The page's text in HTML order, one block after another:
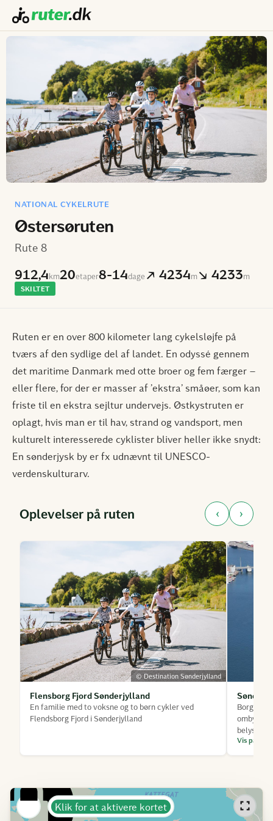
NATIONAL CYKELRUTE
Østersøruten
Rute 8
912,4km20etaper8-14dage ↗ 4234m ↘ 4233m
SKILTET
Ruten er en over 800 kilometer lang cykelsløjfe på
tværs af den sydlige del af landet. En odyssé gennem
det maritime Danmark med otte broer og fem færger –
eller flere, for der er masser af ’ekstra’ småøer, som kan
friste til en ekstra sejltur undervejs. Østkystruten er
oplagt, hvis man er til hav, strand og vandsport, men
kulturelt interesserede cyklister bliver heller ikke snydt:
En sønderjysk by er fx udnævnt til UNESCO-
verdenskulturarv.
Oplevelser på ruten ‹ ›
© Destination Sønderjylland
Flensborg Fjord Sønderjylland
En familie med to voksne og to børn cykler ved
Flendsborg Fjord i Sønderjylland
Borgen
belyser
Vis på
Klik for at aktivere kortet